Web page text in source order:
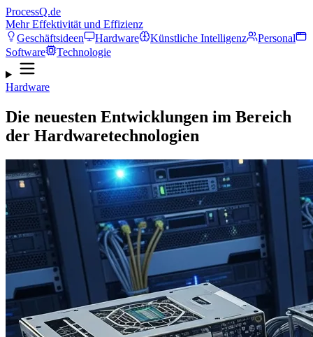
ProcessQ.de
Mehr Effektivität und Effizienz
Geschäftsideen
Hardware Künstliche Intelligenz
Personal
Software
Technologie
Hardware
Die neuesten Entwicklungen im Bereich
der Hardwaretechnologien